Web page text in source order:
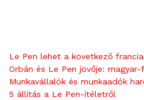
Le Pen lehet a következő
Orbán és Le Pen jövője:
Munkavállalók és munkaadók
5 állítás a Le Pen-ítéletről